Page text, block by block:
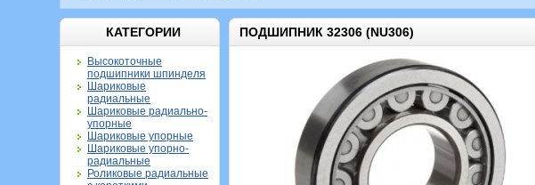
КАТЕГОРИИ
Высокоточные
подшипники шпинделя
Шариковые
радиальные
Шариковые радиально-
упорные
Шариковые упорные
Шариковые упорно-
радиальные
Роликовые радиальные
ПОДШИПНИК 32306 (NU306)